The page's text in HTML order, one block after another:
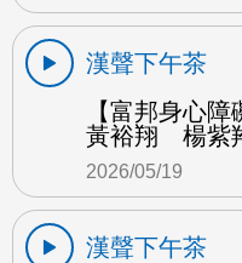
漢聲下午茶
【富邦身心
黃裕翔 楊紫
2026/05/19
漢聲下午茶